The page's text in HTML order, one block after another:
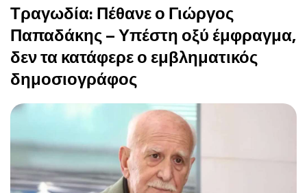
Τραγωδία: Πέθανε ο Γιώργος
Παπαδάκης – Υπέστη οξύ έμφραγμα,
δεν τα κατάφερε ο εμβληματικός
δημοσιογράφος